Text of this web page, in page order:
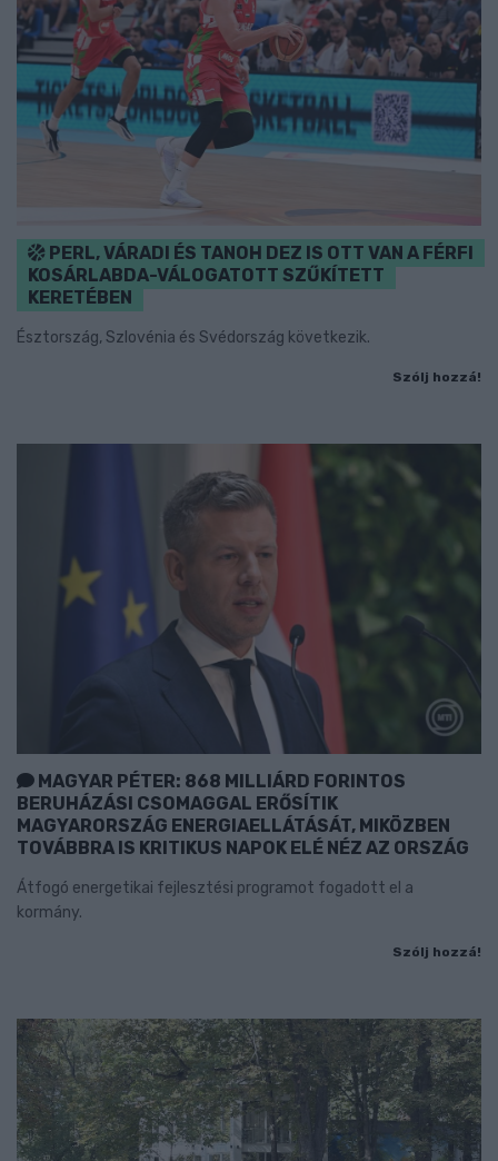
PERL, VÁRADI ÉS TANOH DEZ IS OTT VAN A FÉRFI
KOSÁRLABDA-VÁLOGATOTT SZŰKÍTETT
KERETÉBEN
Észtország, Szlovénia és Svédország következik.
Szólj hozzá!
MAGYAR PÉTER: 868 MILLIÁRD FORINTOS
BERUHÁZÁSI CSOMAGGAL ERŐSÍTIK
MAGYARORSZÁG ENERGIAELLÁTÁSÁT, MIKÖZBEN
TOVÁBBRA IS KRITIKUS NAPOK ELÉ NÉZ AZ ORSZÁG
Átfogó energetikai fejlesztési programot fogadott el a
kormány.
Szólj hozzá!